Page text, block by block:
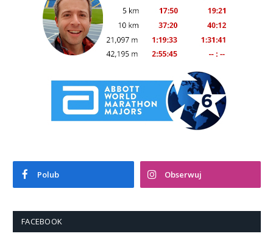
Polub Obserwuj
FACEBOOK